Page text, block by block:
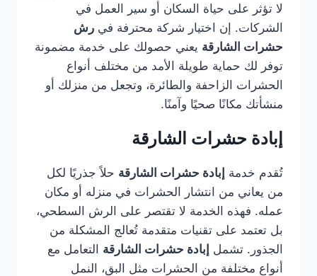
لا تؤثر على حياة السكان أو سير العمل في
الشركات. إن اختيار شركة محترفة في رش
حشرات الشارقة يعني حصولك على خدمة مضمونة
توفر لك حماية طويلة الأمد من مختلف أنواع
الحشرات الزاحفة والطائرة، وتجعل من منزلك أو
منشأتك مكانًا صحيًا وآمنًا.
إبادة حشرات الشارقة
تُقدم خدمة إبادة حشرات الشارقة حلاً جذريًا لكل
من يعاني من انتشار الحشرات في منزله أو مكان
عمله. فهذه الخدمة لا تقتصر على الرش السطحي،
بل تعتمد على تقنيات متقدمة تُعالج المشكلة من
الجذور. تشمل إبادة حشرات الشارقة التعامل مع
أنواع مختلفة من الحشرات مثل البق، النمل